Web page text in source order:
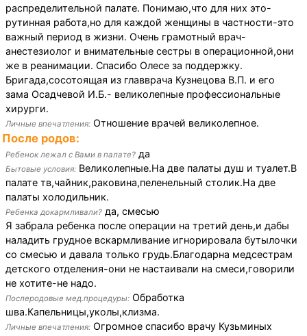
распределительной палате. Понимаю,что для них это-
рутинная работа,но для каждой женщины в частности-это
важный период в жизни. Очень грамотный врач-
анестезиолог и внимательные сестры в операционной,они
же в реанимации. Спасибо Олесе за поддержку.
Бригада,сосотоящая из главврача Кузнецова В.П. и его
зама Осадчевой И.Б.- великолепные профессиональные
хирурги.
Личные впечатления: Отношение врачей великолепное.
После родов:
Ребенок лежал с Вами в палате? да
Бытовые условия: Великолепные.На две палаты душ и туалет.В
палате тв,чайник,раковина,пеленельный столик.На две
палаты холодильник.
Ребенка докармливали? да, смесью
Я забрала ребенка после операции на третий день,и дабы
наладить грудное вскармливание игнорировала бутылочки
со смесью и давала только грудь.Благодарна медсестрам
детского отделения-они не настаивали на смеси,говорили
не хотите-не надо.
Послеродовые мед.процедуры: Обработка
шва.Капельницы,уколы,клизма.
Личные впечатления: Огромное спасибо врачу Кузьминых